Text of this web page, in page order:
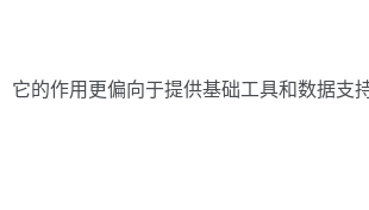
的作用更偏向于提供基础工具和数据支持